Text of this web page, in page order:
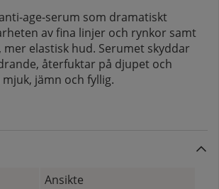
age-serum som dramatiskt
av fina linjer och rynkor samt
mer elastisk hud. Serumet skyddar
återfuktar på djupet och
jämn och fyllig.
Ansikte